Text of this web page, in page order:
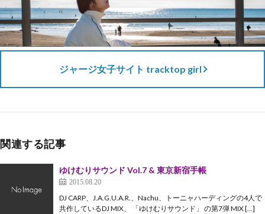
ジャージ女子サイト tracktop girl
関連する記事
ゆけむりサウンド Vol.7 & 東京新宿手帳
2015.08.20
DJ CARP、J.A.G.U.A.R.、Nachu、トーニャハーディングの4人で
共作しているDJ MIX、 「ゆけむりサウンド」 の第7弾 MIX […]